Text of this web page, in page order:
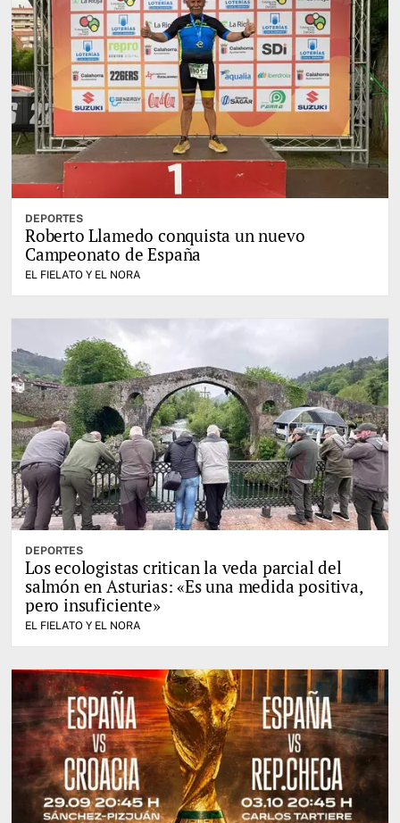
DEPORTES
Roberto Llamedo conquista un nuevo
Campeonato de España
EL FIELATO Y EL NORA
DEPORTES
Los ecologistas critican la veda parcial del
salmón en Asturias: «Es una medida positiva,
pero insuficiente»
EL FIELATO Y EL NORA